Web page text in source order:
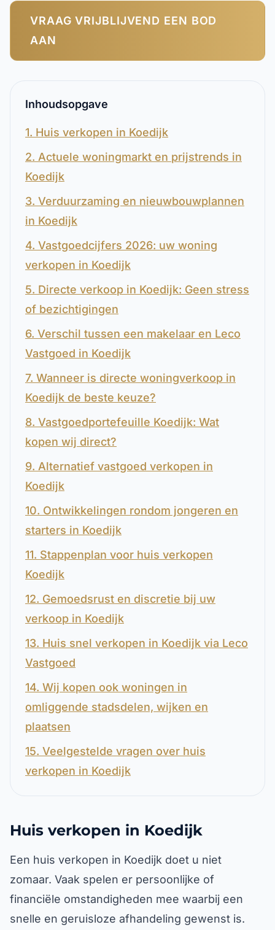
VRAAG VRIJBLIJVEND EEN BOD
AAN
Inhoudsopgave
1. Huis verkopen in Koedijk
2. Actuele woningmarkt en prijstrends in
Koedijk
3. Verduurzaming en nieuwbouwplannen
in Koedijk
4. Vastgoedcijfers 2026: uw woning
verkopen in Koedijk
5. Directe verkoop in Koedijk: Geen stress
of bezichtigingen
6. Verschil tussen een makelaar en Leco
Vastgoed in Koedijk
7. Wanneer is directe woningverkoop in
Koedijk de beste keuze?
8. Vastgoedportefeuille Koedijk: Wat
kopen wij direct?
9. Alternatief vastgoed verkopen in
Koedijk
10. Ontwikkelingen rondom jongeren en
starters in Koedijk
11. Stappenplan voor huis verkopen
Koedijk
12. Gemoedsrust en discretie bij uw
verkoop in Koedijk
13. Huis snel verkopen in Koedijk via Leco
Vastgoed
14. Wij kopen ook woningen in
omliggende stadsdelen, wijken en
plaatsen
15. Veelgestelde vragen over huis
verkopen in Koedijk
Huis verkopen in Koedijk
Een huis verkopen in Koedijk doet u niet
zomaar. Vaak spelen er persoonlijke of
financiële omstandigheden mee waarbij een
snelle en geruisloze afhandeling gewenst is.